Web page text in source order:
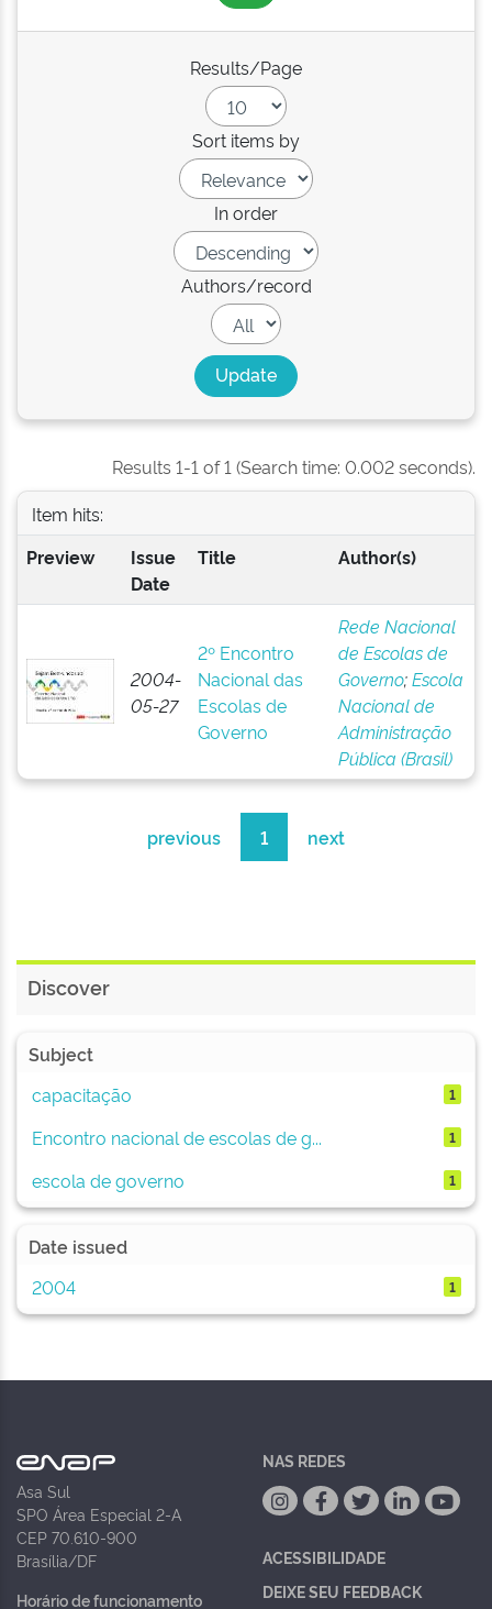
Results/Page
Sort items by
In order
Authors/record
Results 1-1 of 1 (Search time: 0.002 seconds).
Item hits:
Preview
Issue
Date
Title Author(s)
2004-
05-27
2º Encontro
Nacional das
Escolas de
Governo
Rede Nacional
de Escolas de
Governo;Escola
Nacional de
Administração
Pública (Brasil)
previous 1 next
Discover
Subject
capacitação
1
Encontro nacional de escolas de g... 1
escola de governo 1
Date issued
2004
1
Asa Sul
SPO Área Especial 2-A
CEP 70.610-900
Brasília/DF
Horário de funcionamento
NAS REDES
ACESSIBILIDADE
DEIXE SEU FEEDBACK